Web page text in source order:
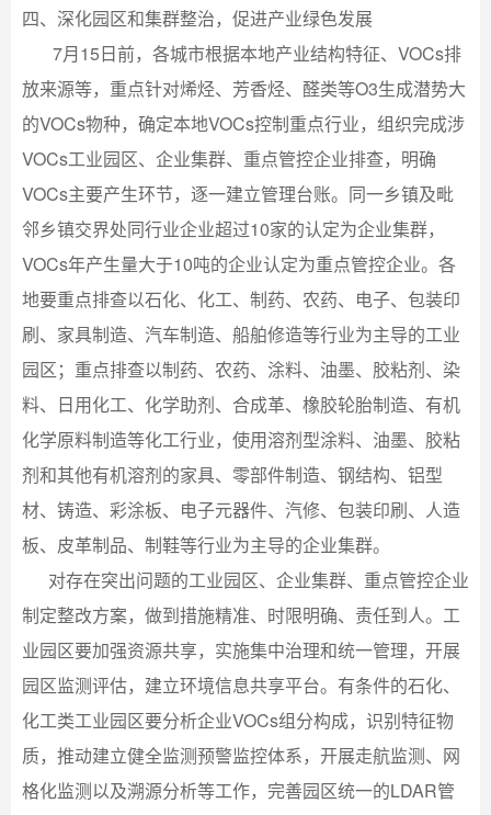
四、深化园区和集群整治，促进产业绿色发展
7月15日前，各城市根据本地产业结构特征、VOCs排
放来源等，重点针对烯烃、芳香烃、醛类等O3生成潜势大
的VOCs物种，确定本地VOCs控制重点行业，组织完成涉
VOCs工业园区、企业集群、重点管控企业排查，明确
VOCs主要产生环节，逐一建立管理台账。同一乡镇及毗
邻乡镇交界处同行业企业超过10家的认定为企业集群，
VOCs年产生量大于10吨的企业认定为重点管控企业。各
地要重点排查以石化、化工、制药、农药、电子、包装印
刷、家具制造、汽车制造、船舶修造等行业为主导的工业
园区；重点排查以制药、农药、涂料、油墨、胶粘剂、染
料、日用化工、化学助剂、合成革、橡胶轮胎制造、有机
化学原料制造等化工行业，使用溶剂型涂料、油墨、胶粘
剂和其他有机溶剂的家具、零部件制造、钢结构、铝型
材、铸造、彩涂板、电子元器件、汽修、包装印刷、人造
板、皮革制品、制鞋等行业为主导的企业集群。
对存在突出问题的工业园区、企业集群、重点管控企业
制定整改方案，做到措施精准、时限明确、责任到人。工
业园区要加强资源共享，实施集中治理和统一管理，开展
园区监测评估，建立环境信息共享平台。有条件的石化、
化工类工业园区要分析企业VOCs组分构成，识别特征物
质，推动建立健全监测预警监控体系，开展走航监测、网
格化监测以及溯源分析等工作，完善园区统一的LDAR管